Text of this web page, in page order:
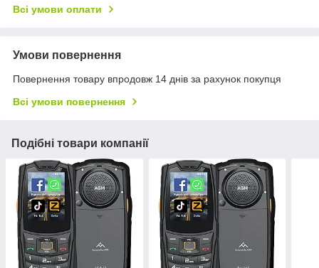
Всі умови оплати
Умови повернення
Повернення товару впродовж 14 днів за рахунок покупця
Всі умови повернення
Подібні товари компанії